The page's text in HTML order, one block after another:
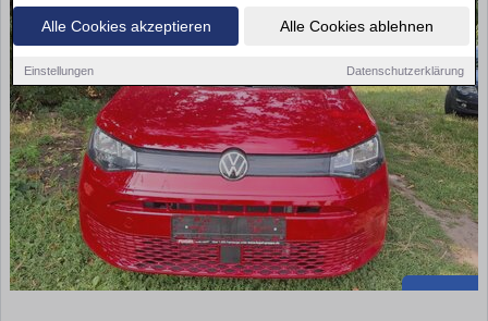
Alle Cookies akzeptieren Alle Cookies ablehnen
Einstellungen Datenschutzerklärung